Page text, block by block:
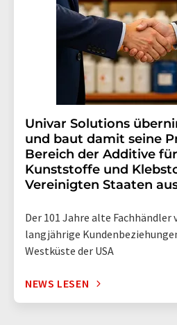
Univar Solutions
und baut damit seine
Bereich der Additive
Kunststoffe und
Vereinigten Staaten
Der 101 Jahre alte
langjährige
Westküste der USA
NEWS LESEN